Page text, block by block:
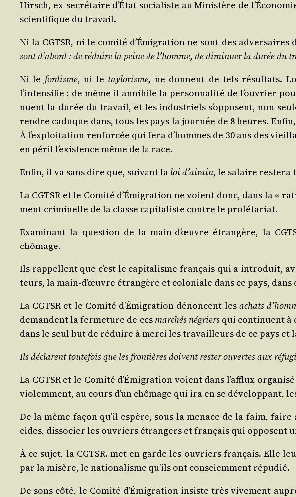
Hirsch, ex-secré­taire d’État socia­liste au Minis­tère de
scien­ti­fique du travail.
Ni la CGTSR, ni le comi­té d’Émigration ne sont des
sont d’abord : de réduire la peine de l’homme, de dimi­nuer la durée du
Ni le for­disme, ni le tay­lo­risme, ne donnent de tels résul­tats.
l’intensifie ; de même il anni­hile la per­son­na­li­té de l’ouvrier
nuent la durée du tra­vail, et les indus­triels s’opposent, non
rendre caduque dans, tous les pays la jour­née de 8 heures.
À l’exploitation ren­for­cée qui fera d’hommes de 30 ans des
en péril l’existence même de la race.
Enfin, il va sans dire que, sui­vant la loi d’airain, le salaire res­te­ra
La CGTSR et le Comi­té d’Émigration ne voient donc, dans la
ment cri­mi­nelle de la classe capi­ta­liste contre le prolétariat.
Exa­mi­nant la ques­tion de la main-d’œuvre étran­gère, la
chômage.
Ils rap­pellent que c’est le capi­ta­lisme fran­çais qui a intro­duit,
teurs, la main‑d’œuvre étran­gère et colo­niale dans ce pays,
La CGTSR et le Comi­té d’Émigration dénoncent les achats
demandent la fer­me­ture de ces mar­chés négriersqui conti­nuent à
dans le seul but de réduire à mer­ci les tra­vailleurs de ce pays
Ils déclarent tou­te­fois que les fron­tières doivent res­ter ouvertes aux
La CGTSR et le Comi­té d’Émigration voient dans l’afflux
vio­lem­ment, au cours d’un chô­mage qui ira en se déve­lop­pant,
De la même façon qu’il espère, sous la menace de la faim,
cides, dis­so­cier les ouvriers étran­gers et fran­çais qui opposent
À ce sujet, la CGTSR. met en garde les ouvriers fran­çais.
par la misère, le natio­na­lisme qu’ils ont consciem­ment répudié.
De sons côté, le Comi­té d’Émigration insiste très vive­ment